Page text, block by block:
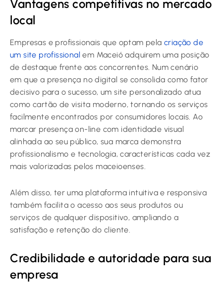
Vantagens competitivas no mercado
local
Empresas e profissionais que optam pela criação de
um site profissional em Maceió adquirem uma posição
de destaque frente aos concorrentes. Num cenário
em que a presença no digital se consolida como fator
decisivo para o sucesso, um site personalizado atua
como cartão de visita moderno, tornando os serviços
facilmente encontrados por consumidores locais. Ao
marcar presença on-line com identidade visual
alinhada ao seu público, sua marca demonstra
profissionalismo e tecnologia, características cada vez
mais valorizadas pelos maceioenses.
Além disso, ter uma plataforma intuitiva e responsiva
também facilita o acesso aos seus produtos ou
serviços de qualquer dispositivo, ampliando a
satisfação e retenção do cliente.
Credibilidade e autoridade para sua
empresa